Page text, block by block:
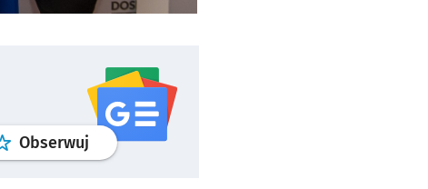
Obserwuj profilgoogle news